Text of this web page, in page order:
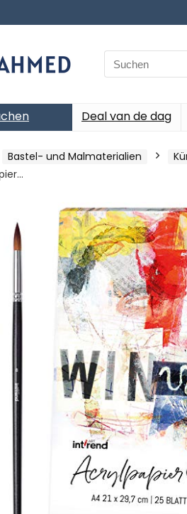
Search
for:
Deal van de dag
Bastel- und Malmaterialien